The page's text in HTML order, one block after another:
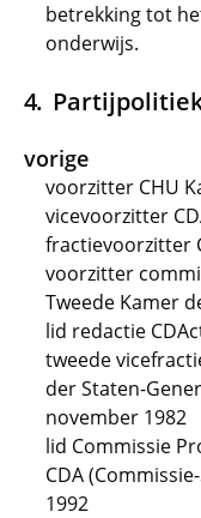
betrekking tot
onderwijs.
vorige
voorzitter CHU
vicevoorzitter
fractievoorzitter
voorzitter
Tweede Kamer
lid redactie
tweede
der Staten-
november 1982
lid Commissie
CDA
1992